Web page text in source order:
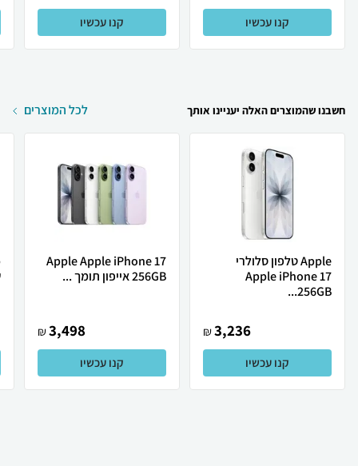
קנו עכשיו קנו עכשיו
חשבנו שהמוצרים האלה יעניינו אותך לכל המוצרים
Apple טלפון סלולרי
Apple iPhone 17
256GB...
3,236
₪
קנו עכשיו
Apple Apple iPhone 17
256GB אייפון תומך ...
3,498
₪
קנו עכשיו